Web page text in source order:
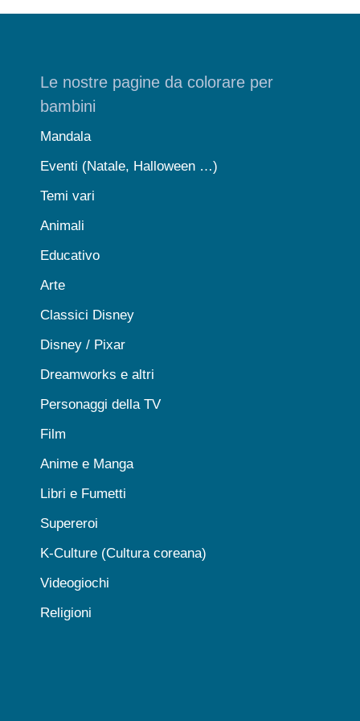
Le nostre pagine da colorare per
bambini
Mandala
Eventi (Natale, Halloween …)
Temi vari
Animali
Educativo
Arte
Classici Disney
Disney / Pixar
Dreamworks e altri
Personaggi della TV
Film
Anime e Manga
Libri e Fumetti
Supereroi
K-Culture (Cultura coreana)
Videogiochi
Religioni